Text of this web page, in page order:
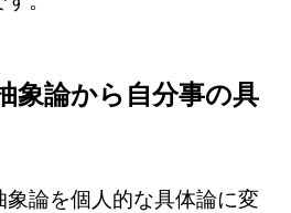
象論から自分事の具
象論を個人的な具体論に変